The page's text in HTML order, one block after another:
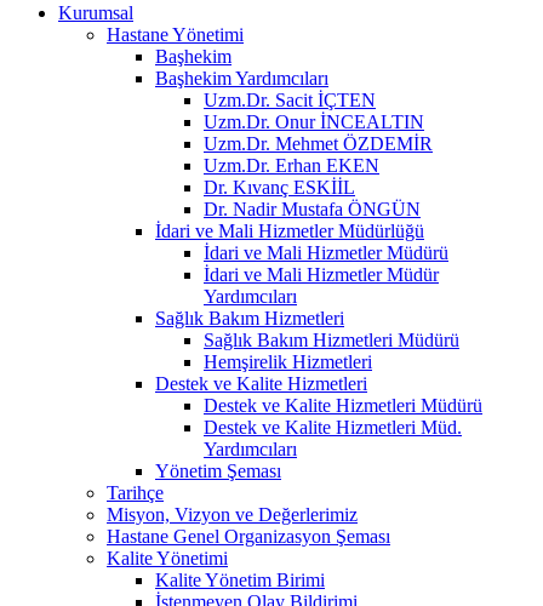
Kurumsal
Hastane Yönetimi
Başhekim
Başhekim Yardımcıları
Uzm.Dr. Sacit İÇTEN
Uzm.Dr. Onur İNCEALTIN
Uzm.Dr. Mehmet ÖZDEMİR
Uzm.Dr. Erhan EKEN
Dr. Kıvanç ESKİİL
Dr. Nadir Mustafa ÖNGÜN
İdari ve Mali Hizmetler Müdürlüğü
İdari ve Mali Hizmetler Müdürü
İdari ve Mali Hizmetler Müdür
Yardımcıları
Sağlık Bakım Hizmetleri
Sağlık Bakım Hizmetleri Müdürü
Hemşirelik Hizmetleri
Destek ve Kalite Hizmetleri
Destek ve Kalite Hizmetleri Müdürü
Destek ve Kalite Hizmetleri Müd.
Yardımcıları
Yönetim Şeması
Tarihçe
Misyon, Vizyon ve Değerlerimiz
Hastane Genel Organizasyon Şeması
Kalite Yönetimi
Kalite Yönetim Birimi
İstenmeyen Olay Bildirimi